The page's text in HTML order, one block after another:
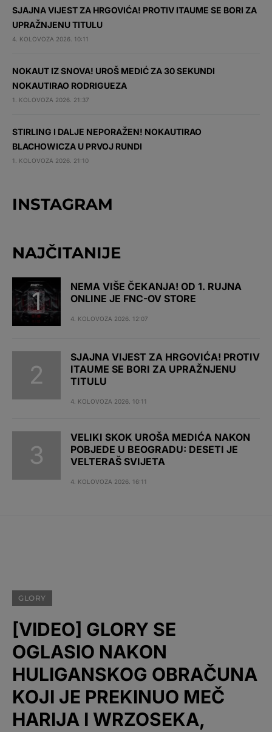
SJAJNA VIJEST ZA HRGOVIĆA! PROTIV ITAUME SE BORI ZA
UPRAŽNJENU TITULU
4. KOLOVOZA 2026. 10:11
NOKAUT IZ SNOVA! UROŠ MEDIĆ ZA 30 SEKUNDI
NOKAUTIRAO RODRIGUEZA
1. KOLOVOZA 2026. 21:37
STIRLING I DALJE NEPORAŽEN! NOKAUTIRAO
BLACHOWICZA U PRVOJ RUNDI
1. KOLOVOZA 2026. 21:10
INSTAGRAM
NAJČITANIJE
NEMA VIŠE ČEKANJA! OD 1. RUJNA
ONLINE JE FNC-OV STORE
4. KOLOVOZA 2026. 12:07
SJAJNA VIJEST ZA HRGOVIĆA! PROTIV
ITAUME SE BORI ZA UPRAŽNJENU
TITULU
4. KOLOVOZA 2026. 10:11
VELIKI SKOK UROŠA MEDIĆA NAKON
POBJEDE U BEOGRADU: DESETI JE
VELTERAŠ SVIJETA
4. KOLOVOZA 2026. 16:11
GLORY
[VIDEO] GLORY SE
OGLASIO NAKON
HULIGANSKOG OBRAČUNA
KOJI JE PREKINUO MEČ
HARIJA I WRZOSEKA,